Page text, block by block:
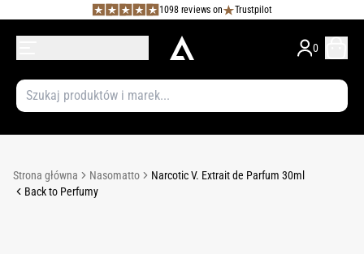
1098 reviews on Trustpilot
0
Strona główna Nasomatto
Narcotic V. Extrait de Parfum 30ml
Back to Perfumy